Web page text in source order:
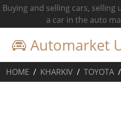
Buying and selling cars, selling
a car in the auto
Automarket
HOME KHARKIV TOYOTA